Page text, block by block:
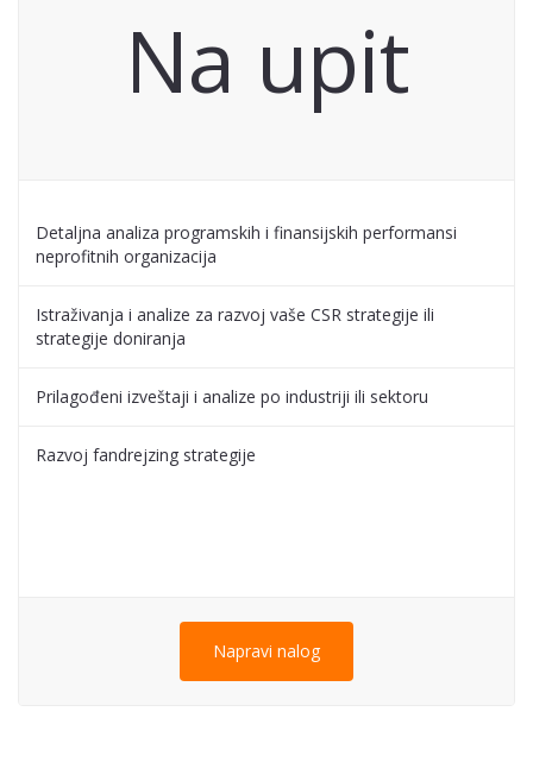
Na upit
Detaljna analiza programskih i finansijskih performansi
neprofitnih organizacija
Istraživanja i analize za razvoj vaše CSR strategije ili
strategije doniranja
Prilagođeni izveštaji i analize po industriji ili sektoru
Razvoj fandrejzing strategije
Napravi nalog